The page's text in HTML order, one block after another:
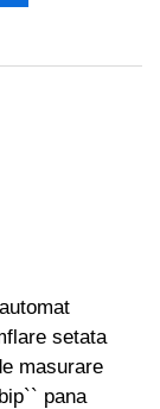
setata
masurare
pana